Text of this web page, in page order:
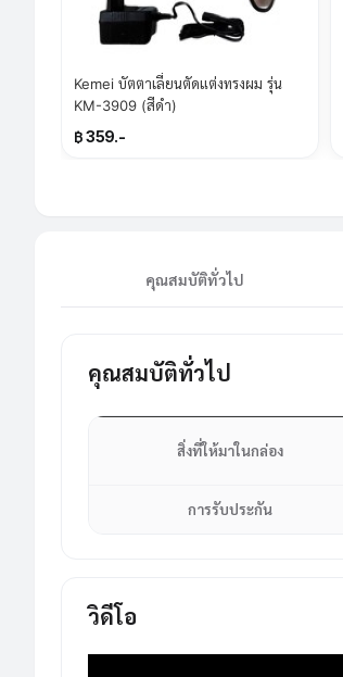
Kemei บัตตาเลี่ยนตัดแต่งทรงผม รุ่น
KM-3909 (สีดำ)
฿ 359.-
คุณสมบัติทั่วไป
คุณสมบัติทั่วไป
สิ่งที่ให้มาในกล่อง
การรับประกัน
วิดีโอ